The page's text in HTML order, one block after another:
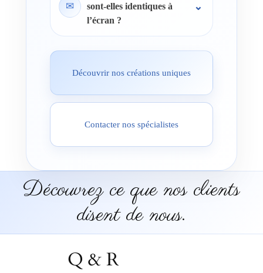
✉
sont-elles identiques à
l’écran ?
Découvrir nos créations uniques
Contacter nos spécialistes
Découvrez ce que nos clients
disent de nous.
Q & R